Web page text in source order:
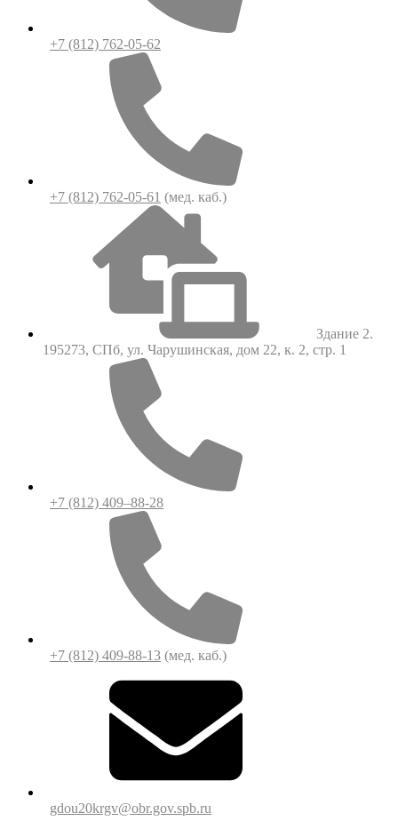
+7 (812) 762-05-62
+7 (812) 762-05-61 (мед. каб.)
Здание 2.
195273, СПб, ул. Чарушинская, дом 22, к. 2, стр. 1
+7 (812) 409–88-28
+7 (812) 409-88-13 (мед. каб.)
gdou20krgv@obr.gov.spb.ru